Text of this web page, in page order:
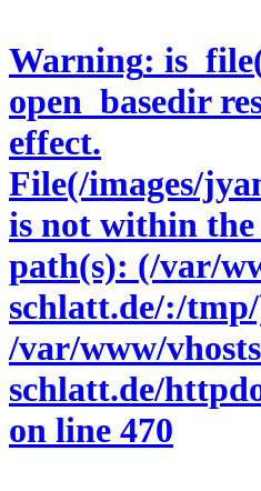
Warning:
open_basedir
effect.
File(/images/
is not within
path(s): (/var/
schlatt.de/:/
/var/www/
schlatt.de/
on line 470